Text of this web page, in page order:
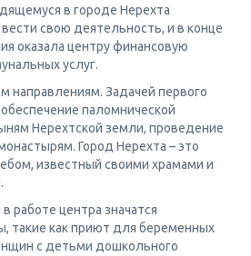
в городе Нерехта
свою деятельность, и в конце
оказала центру финансовую
услуг.
направлениям. Задачей первого
паломнической
Нерехтской земли, проведение
Город Нерехта – это
известный своими храмами и
работе центра значатся
такие как приют для беременных
с детьми дошкольного